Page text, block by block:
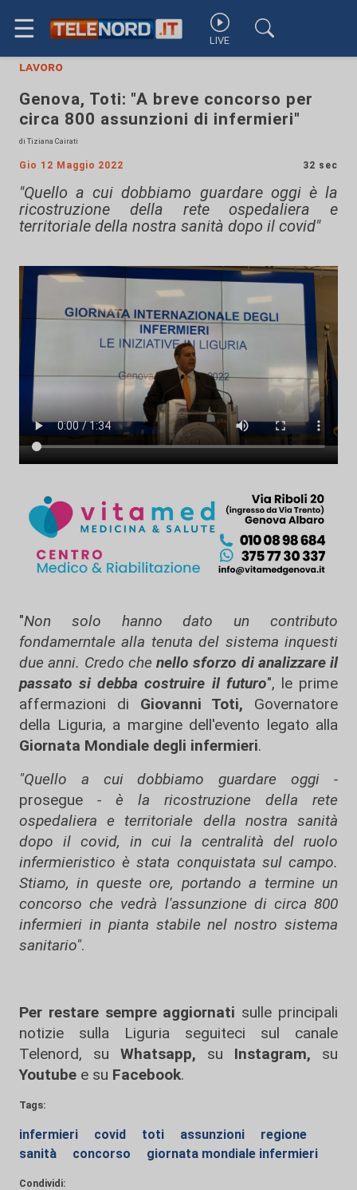
☰ LIVE
lavoro
Genova, Toti: "A breve concorso per
circa 800 assunzioni di infermieri"
di Tiziana Cairati
Gio 12 Maggio 2022 32 sec
"Quello a cui dobbiamo guardare oggi è la
ricostruzione della rete ospedaliera e
territoriale della nostra sanità dopo il covid"
"Non solo hanno dato un contributo
fondamerntale alla tenuta del sistema inquesti
due anni. Credo che nello sforzo di analizzare il
passato si debba costruire il futuro", le prime
affermazioni di Giovanni Toti, Governatore
della Liguria, a margine dell'evento legato alla
Giornata Mondiale degli infermieri.
"Quello a cui dobbiamo guardare oggi -
prosegue - è la ricostruzione della rete
ospedaliera e territoriale della nostra sanità
dopo il covid, in cui la centralità del ruolo
infermieristico è stata conquistata sul campo.
Stiamo, in queste ore, portando a termine un
concorso che vedrà l'assunzione di circa 800
infermieri in pianta stabile nel nostro sistema
sanitario".
Per restare sempre aggiornati sulle principali
notizie sulla Liguria seguiteci sul canale
Telenord, su
Whatsapp, su Instagram, su
Youtube e su Facebook.
Tags:
infermieri covid toti assunzioni
regione
sanità
concorso giornata mondiale infermieri
Condividi: